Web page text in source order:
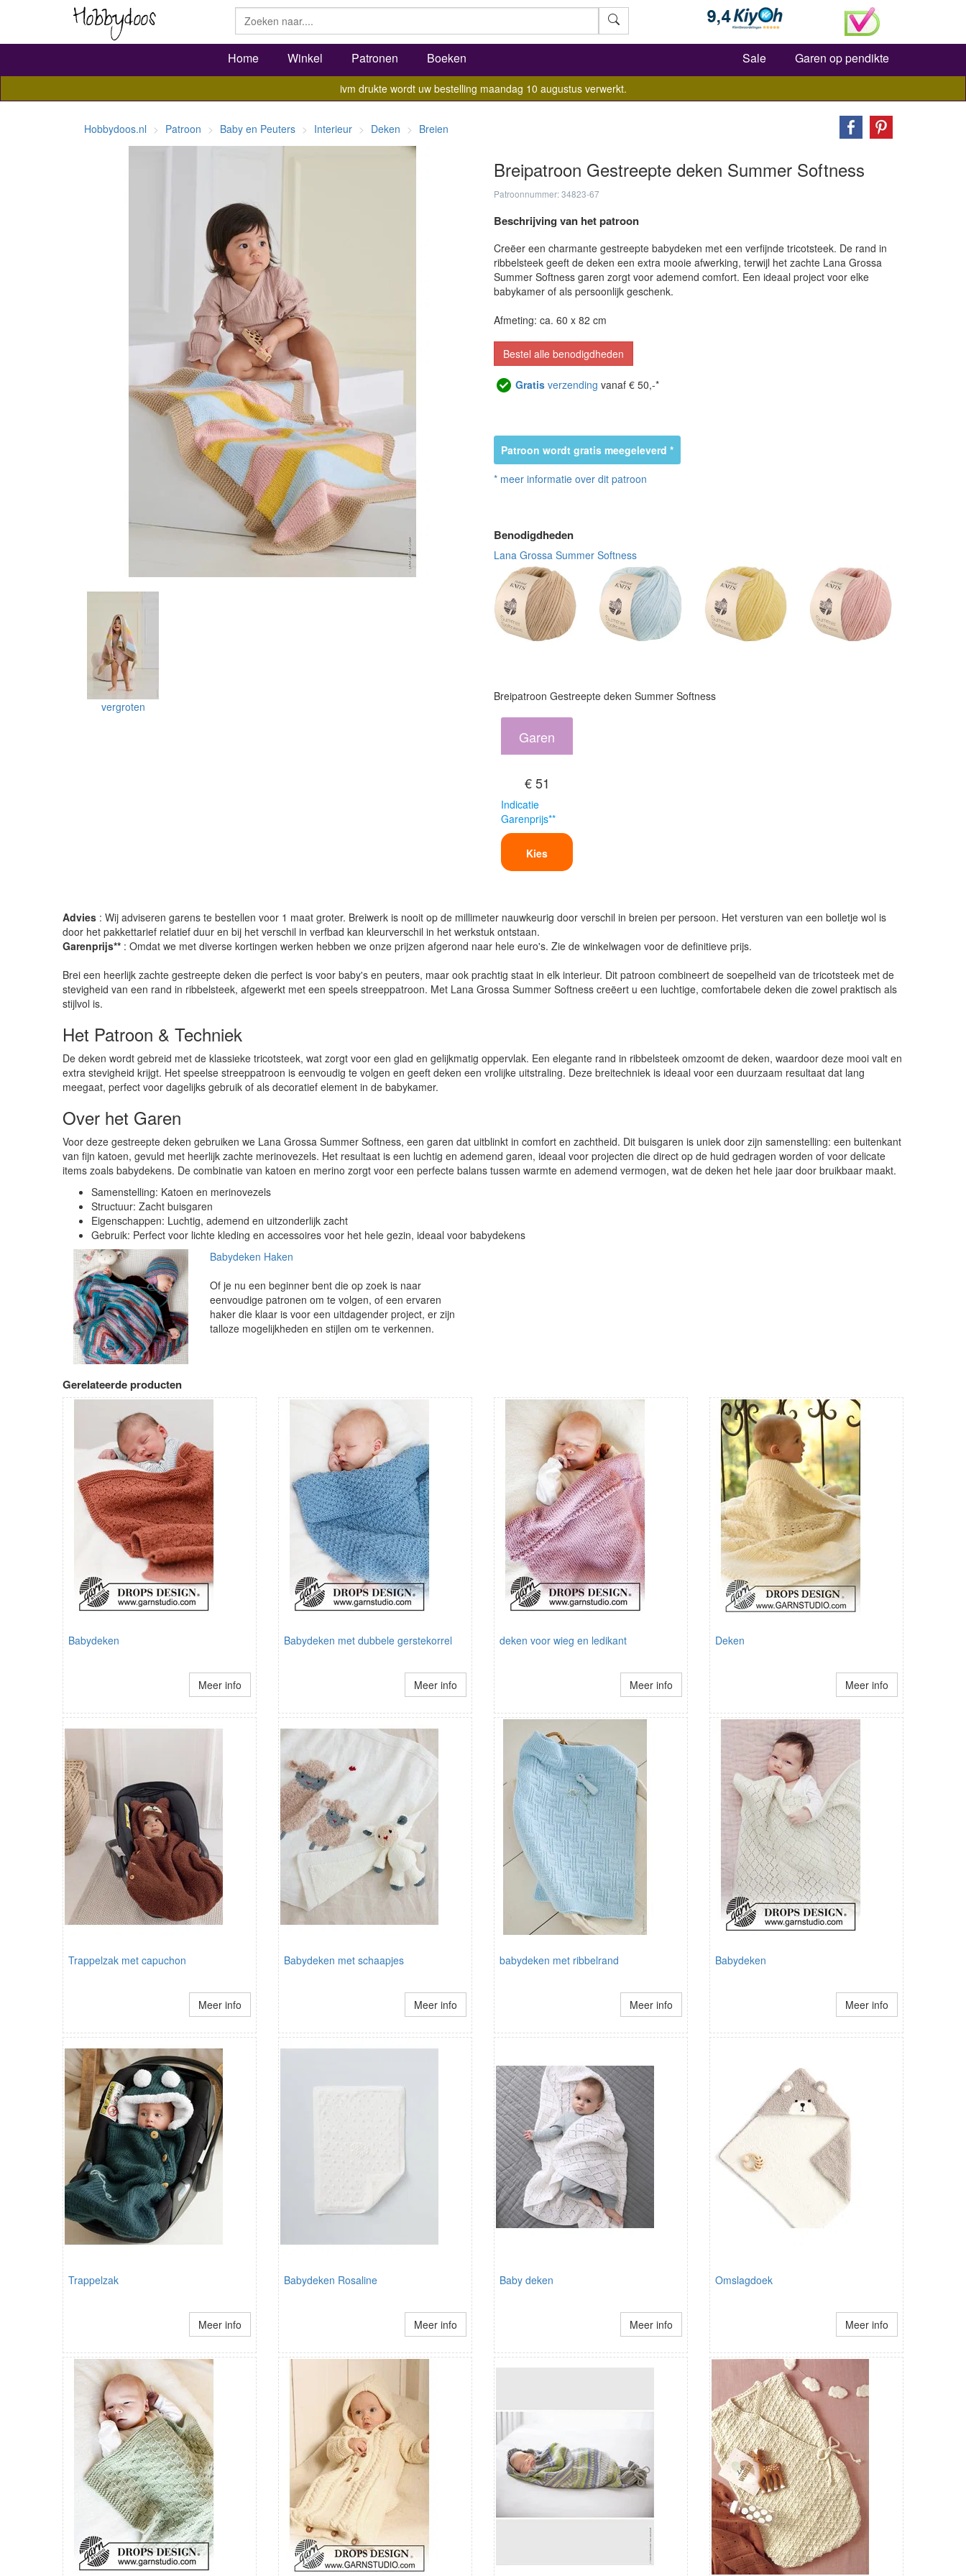
Zoeken
Home Winkel Patronen Boeken Sale Garen op pendikte
ivm drukte wordt uw bestelling maandag 10 augustus verwerkt.
Hobbydoos.nl Patroon Baby en Peuters Interieur Deken Breien
vergroten
Breipatroon Gestreepte deken Summer Softness
Patroonnummer: 34823-67
Beschrijving van het patroon
Creëer een charmante gestreepte babydeken met een verfijnde tricotsteek. De rand in
ribbelsteek geeft de deken een extra mooie afwerking, terwijl het zachte Lana Grossa
Summer Softness garen zorgt voor ademend comfort. Een ideaal project voor elke
babykamer of als persoonlijk geschenk.
Afmeting: ca. 60 x 82 cm
Bestel alle benodigdheden
Gratis verzending vanaf € 50,-*
Patroon wordt gratis meegeleverd *
* meer informatie over dit patroon
Benodigdheden
Lana Grossa Summer Softness
Breipatroon Gestreepte deken Summer Softness
Garen
€ 51
Indicatie
Garenprijs**
Kies
Advies : Wij adviseren garens te bestellen voor 1 maat groter. Breiwerk is nooit op de millimeter nauwkeurig door verschil in breien per persoon. Het versturen van een bolletje wol is
door het pakkettarief relatief duur en bij het verschil in verfbad kan kleurverschil in het werkstuk ontstaan.
Garenprijs** : Omdat we met diverse kortingen werken hebben we onze prijzen afgerond naar hele euro's. Zie de winkelwagen voor de definitieve prijs.
Brei een heerlijk zachte gestreepte deken die perfect is voor baby's en peuters, maar ook prachtig staat in elk interieur. Dit patroon combineert de soepelheid van de tricotsteek met de
stevigheid van een rand in ribbelsteek, afgewerkt met een speels streeppatroon. Met Lana Grossa Summer Softness creëert u een luchtige, comfortabele deken die zowel praktisch als
stijlvol is.
Het Patroon & Techniek
De deken wordt gebreid met de klassieke tricotsteek, wat zorgt voor een glad en gelijkmatig oppervlak. Een elegante rand in ribbelsteek omzoomt de deken, waardoor deze mooi valt en
extra stevigheid krijgt. Het speelse streeppatroon is eenvoudig te volgen en geeft deken een vrolijke uitstraling. Deze breitechniek is ideaal voor een duurzaam resultaat dat lang
meegaat, perfect voor dagelijks gebruik of als decoratief element in de babykamer.
Over het Garen
Voor deze gestreepte deken gebruiken we Lana Grossa Summer Softness, een garen dat uitblinkt in comfort en zachtheid. Dit buisgaren is uniek door zijn samenstelling: een buitenkant
van fijn katoen, gevuld met heerlijk zachte merinovezels. Het resultaat is een luchtig en ademend garen, ideaal voor projecten die direct op de huid gedragen worden of voor delicate
items zoals babydekens. De combinatie van katoen en merino zorgt voor een perfecte balans tussen warmte en ademend vermogen, wat de deken het hele jaar door bruikbaar maakt.
Samenstelling: Katoen en merinovezels
Structuur: Zacht buisgaren
Eigenschappen: Luchtig, ademend en uitzonderlijk zacht
Gebruik: Perfect voor lichte kleding en accessoires voor het hele gezin, ideaal voor babydekens
Babydeken Haken
Of je nu een beginner bent die op zoek is naar
eenvoudige patronen om te volgen, of een ervaren
haker die klaar is voor een uitdagender project, er zijn
talloze mogelijkheden en stijlen om te verkennen.
Gerelateerde producten
Babydeken
Meer info
Babydeken met dubbele gerstekorrel
Meer info
deken voor wieg en ledikant
Meer info
Deken
Meer info
Trappelzak met capuchon
Meer info
Babydeken met schaapjes
Meer info
babydeken met ribbelrand
Meer info
Babydeken
Meer info
Trappelzak
Meer info
Babydeken Rosaline
Meer info
Baby deken
Meer info
Omslagdoek
Meer info